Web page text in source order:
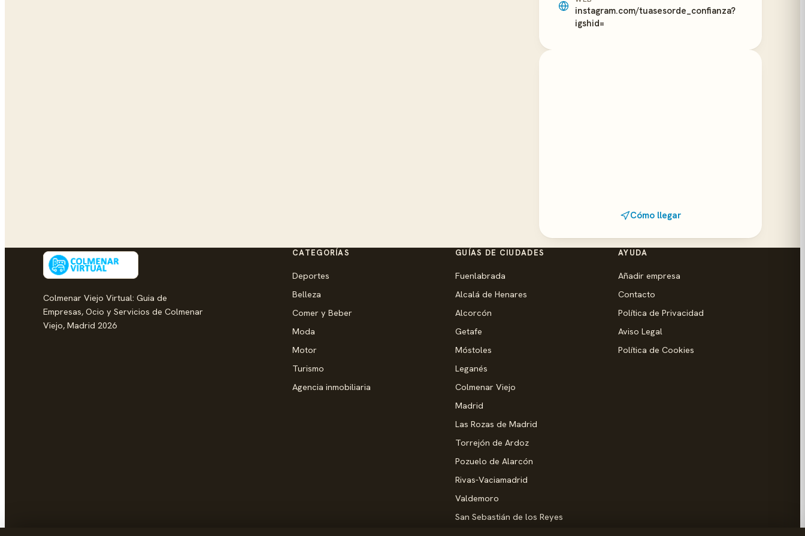
instagram.com/tuasesorde_confianza?
igshid=
Cómo llegar
Colmenar Viejo Virtual: Guia de
Empresas, Ocio y Servicios de Colmenar
Viejo, Madrid 2026
CATEGORÍAS
Deportes
Belleza
Comer y Beber
Moda
Motor
Turismo
Agencia inmobiliaria
GUÍAS DE CIUDADES
Fuenlabrada
Alcalá de Henares
Alcorcón
Getafe
Móstoles
Leganés
Colmenar Viejo
Madrid
Las Rozas de Madrid
Torrejón de Ardoz
Pozuelo de Alarcón
Rivas-Vaciamadrid
Valdemoro
San Sebastián de los Reyes
AYUDA
Añadir empresa
Contacto
Política de Privacidad
Aviso Legal
Política de Cookies